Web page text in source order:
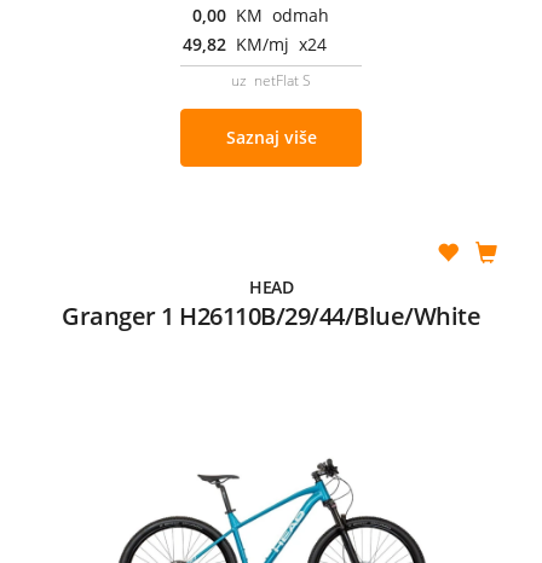
0,00 KM odmah
49,82 KM/mj x24
uz netFlat S
Saznaj više
HEAD
Granger 1 H26110B/29/44/Blue/White